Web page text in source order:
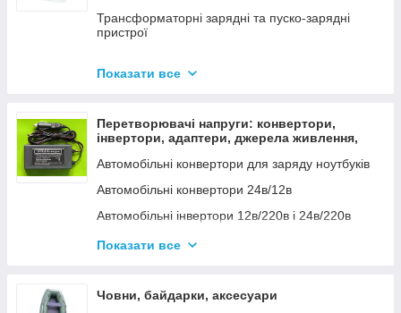
Трансформаторні зарядні та пуско-зарядні
пристрої
Показати все
Перетворювачі напруги: конвертори,
інвертори, адаптери, джерела живлення,
Автомобільні конвертори для заряду ноутбуків
Автомобільні конвертори 24в/12в
Автомобільні інвертори 12в/220в і 24в/220в
Вольтметры
Показати все
Човни, байдарки, аксесуари